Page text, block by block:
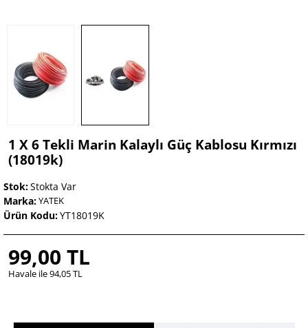
1 X 6 Tekli Marin Kalaylı Güç Kablosu Kırmızı
(18019k)
Stok:Stokta Var
Marka:YATEK
Ürün Kodu:YT18019K
99,00 TL
Havale ile 94,05 TL